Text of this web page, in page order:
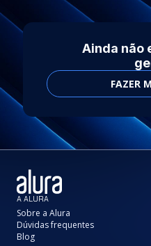
Ainda não
FAZER
A ALURA
Sobre a Alura
Dúvidas frequentes
Blog